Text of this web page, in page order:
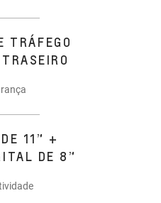
TRÁFEGO
11” +
DE 8”